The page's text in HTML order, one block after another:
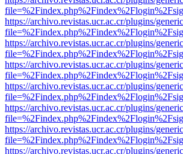
https://archivo.revistas.ucr.ac.cr/plugins/
https://archivo.revistas.ucr.ac.cr/plugins/
https://archivo.revistas.ucr.ac.cr/plugins/
https://archivo.revistas.ucr.ac.cr/plugins/
https://archivo.revistas.ucr.ac.cr/plugins/
https://archivo.revistas.ucr.ac.cr/plugins/
https://archivo.revistas.ucr.ac.cr/plugins/